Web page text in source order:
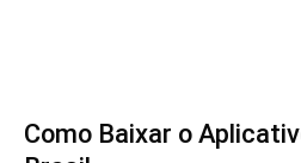
Como Baixar o